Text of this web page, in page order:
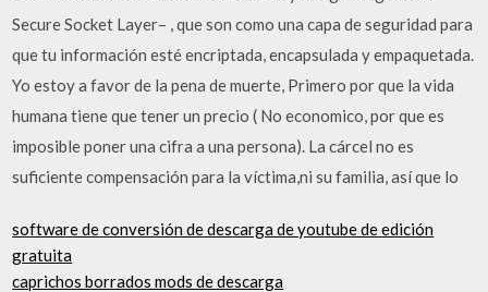
Secure Socket Layer– , que son como una capa de seguridad para
que tu información esté encriptada, encapsulada y empaquetada.
Yo estoy a favor de la pena de muerte, Primero por que la vida
humana tiene que tener un precio ( No economico, por que es
imposible poner una cifra a una persona). La cárcel no es
suficiente compensación para la víctima,ni su familia, así que lo
software de conversión de descarga de youtube de edición
gratuita
caprichos borrados mods de descarga